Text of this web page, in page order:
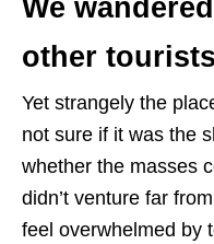
We
other tourists
Yet strangely the
not sure if it was the
whether the masses
didn’t venture far
feel overwhelmed by